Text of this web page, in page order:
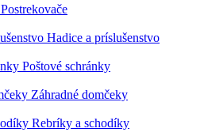
Postrekovače
Hadice a príslušenstvo
Poštové schránky
Záhradné domčeky
Rebríky a schodíky